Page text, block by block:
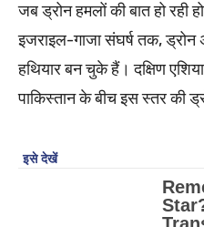
जब ड्रोन हमलों की बात हो
इजराइल-गाजा संघर्ष तक,
हथियार बन चुके हैं। दक्षिण
पाकिस्तान के बीच इस स्तर की